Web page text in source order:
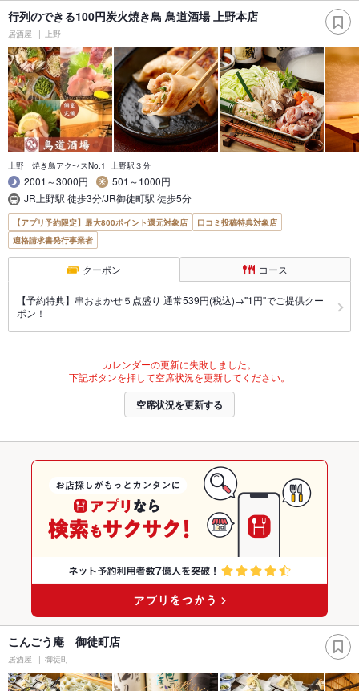
行列のできる100円炭火焼き鳥 鳥道酒場 上野本店
居酒屋 上野
上野 焼き鳥アクセスNo.1 上野駅３分
2001～3000円
501～1000円
JR上野駅 徒歩3分/JR御徒町駅 徒歩5分
【アプリ予約限定】最大800ポイント還元対象店
口コミ投稿特典対象店
適格請求書発行事業者
クーポン コース
【予約特典】串おまかせ５点盛り 通常539円(税込)→"1円"でご提供クー
ポン！
カレンダーの更新に失敗しました。
下記ボタンを押して空席状況を更新してください。
空席状況を更新する
こんごう庵 御徒町店
居酒屋 御徒町